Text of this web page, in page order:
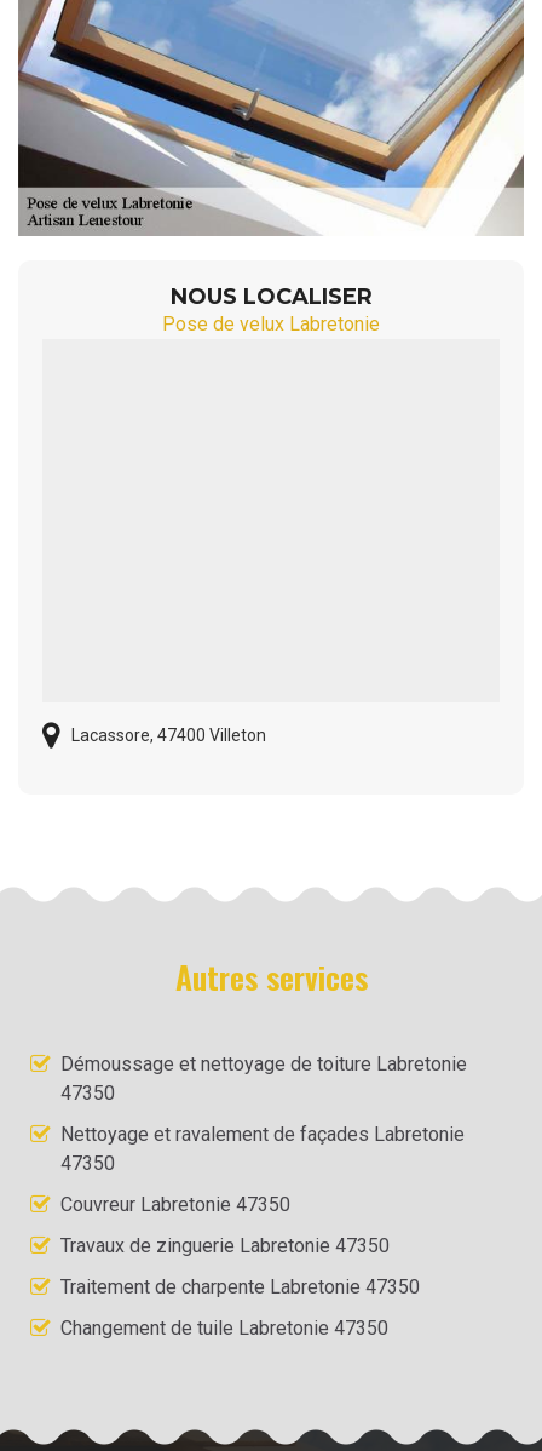
NOUS LOCALISER
Pose de velux Labretonie
Lacassore, 47400 Villeton
Autres services
Démoussage et nettoyage de toiture Labretonie
47350
Nettoyage et ravalement de façades Labretonie
47350
Couvreur Labretonie 47350
Travaux de zinguerie Labretonie 47350
Traitement de charpente Labretonie 47350
Changement de tuile Labretonie 47350